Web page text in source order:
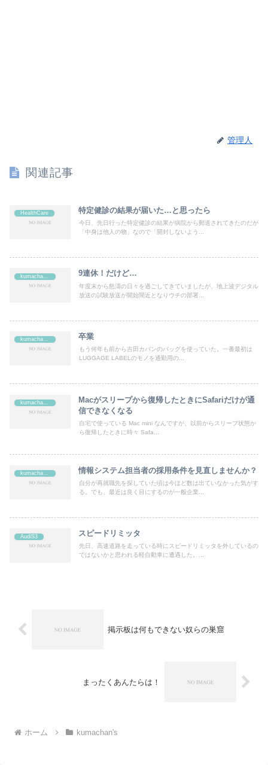
管理人
関連記事
HealthCare 特定健診の結果が届いた…と思ったら
今日、先日行った特定健診の結果が病院から郵送されてきたのだが
「中身は他人の物」なので「開封しないよう...
9連休！だけど…
年度末から怒濤の日々を過ごしてきていましたが、地上波デジタル
放送の試験放送が開始間近となりウチの部署...
kumachan's 卒業
もう何年も前から吉田カバンのバッグを使っていた。一番最初は
LUGGAGE LABELのモノを通勤用の...
kumachan's
Macがスリープから復帰したときにSafariだけが通
信できなくなる
自宅で使っている Mac mini なんですが、以前からスリープ状態か
ら復帰したときに時々 Safa...
情報システム担当者の採用条件を見直しませんか？
自分が再就職先を探していた頃は今ほど数は出ていなかった気がす
る。でも、最近は良く目にするのが一般企業...
AudiS3 スピードリミッタ
先日、高速道路を走っている時にスピードリミッタを外しているの
ではないかと思われる軽自動車に遭遇した。...
掲示板は何もできない奴らの巣窟
まったくあんたらは！
ホーム kumachan's